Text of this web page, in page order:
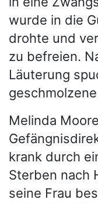
wurde in die
drohte und
zu befreien.
Läuterung
Melinda
krank durch
Sterben nach
seine Frau